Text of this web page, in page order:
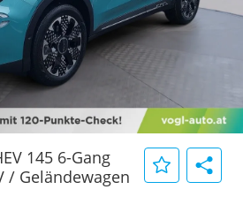
145 6-Gang
/ Geländewagen